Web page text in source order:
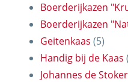
Boerderijkazen
Boerderijkazen
Geitenkaas (5)
Handig bij de Kaas
Johannes de Stoker